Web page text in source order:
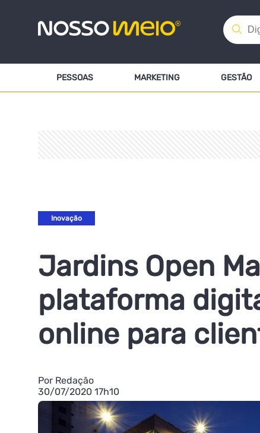
PESSOAS MARKETING GESTÃO
Inovação
Jardins Open
plataforma
online para
Por Redação
30/07/2020 17h10